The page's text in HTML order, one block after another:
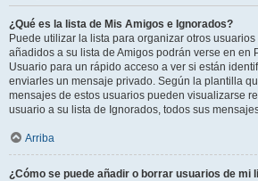
¿Qué es la lista de Mis Amigos e Ignorados?
Puede utilizar la lista para organizar otros
añadidos a su lista de Amigos podrán verse en en
Usuario para un rápido acceso a ver si están
enviarles un mensaje privado. Según la plantilla
mensajes de estos usuarios pueden visualizarse
usuario a su lista de Ignorados, todos sus
Arriba
¿Cómo se puede añadir o borrar usuarios de mi